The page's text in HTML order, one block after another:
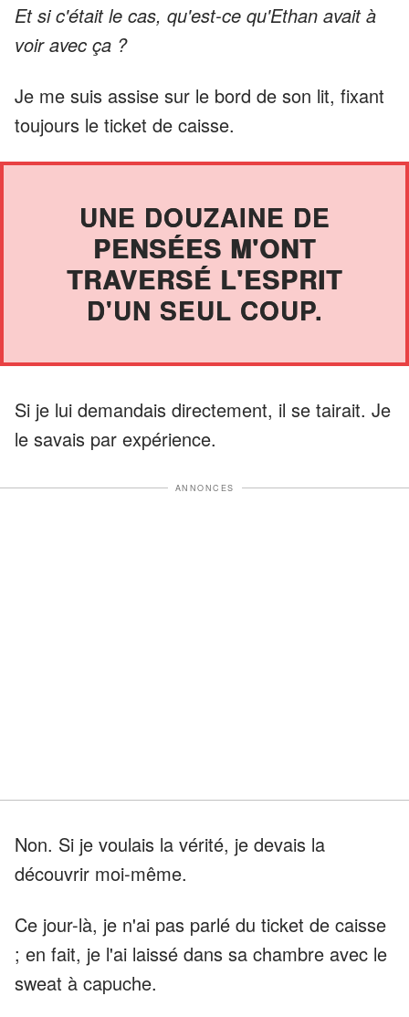
Et si c'était le cas, qu'est-ce qu'Ethan avait à
voir avec ça ?
Je me suis assise sur le bord de son lit, fixant
toujours le ticket de caisse.
UNE DOUZAINE DE
PENSÉES M'ONT
TRAVERSÉ L'ESPRIT
D'UN SEUL COUP.
Si je lui demandais directement, il se tairait. Je
le savais par expérience.
ANNONCES
Non. Si je voulais la vérité, je devais la
découvrir moi-même.
Ce jour-là, je n'ai pas parlé du ticket de caisse
; en fait, je l'ai laissé dans sa chambre avec le
sweat à capuche.